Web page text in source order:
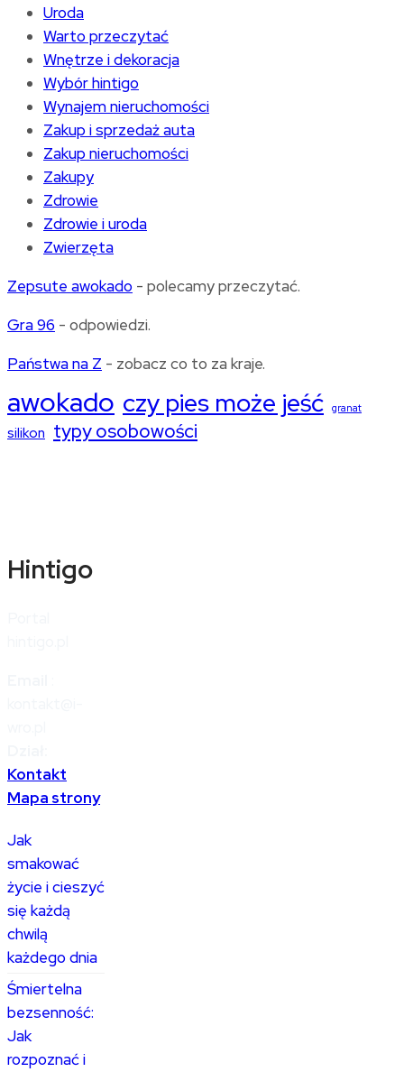
Uroda
Warto przeczytać
Wnętrze i dekoracja
Wybór hintigo
Wynajem nieruchomości
Zakup i sprzedaż auta
Zakup nieruchomości
Zakupy
Zdrowie
Zdrowie i uroda
Zwierzęta
Zepsute awokado - polecamy przeczytać.
Gra 96 - odpowiedzi.
Państwa na Z - zobacz co to za kraje.
awokado czy pies może jeść granat
silikon typy osobowości
Hintigo
Kontakt
Mapa strony
Jak
smakować
życie i cieszyć
się każdą
chwilą
każdego dnia
Śmiertelna
bezsenność:
Jak
rozpoznać i